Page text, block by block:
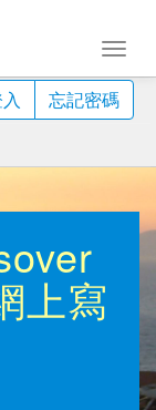
忘記密碼
上寫